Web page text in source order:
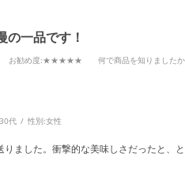
の一品です！
お勧め度:★★★★★ 何で商品を知りましたか
30代 性別:女性
りました。衝撃的な美味しさだったと、